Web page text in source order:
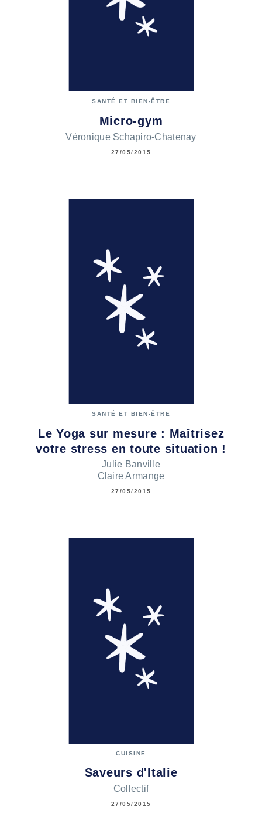
SANTÉ ET BIEN-ÊTRE
Micro-gym
Véronique Schapiro-Chatenay
27/05/2015
SANTÉ ET BIEN-ÊTRE
Le Yoga sur mesure : Maîtrisez
votre stress en toute situation !
Julie Banville
Claire Armange
27/05/2015
CUISINE
Saveurs d'Italie
Collectif
27/05/2015